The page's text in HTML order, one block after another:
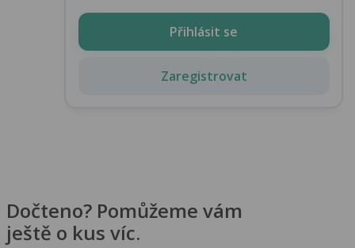
Přihlásit se
Zaregistrovat
Dočteno? Pomůžeme vám
ještě o kus víc.